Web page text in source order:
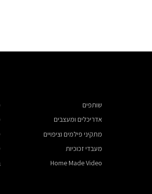
שותפים
אדריכלים ומעצבים
​מתקיני פילמים וציפויים
מעבדי זכוכיות
Home Made Video